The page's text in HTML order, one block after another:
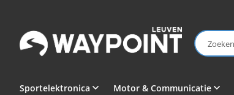
Sportelektronica Motor & Communicatie